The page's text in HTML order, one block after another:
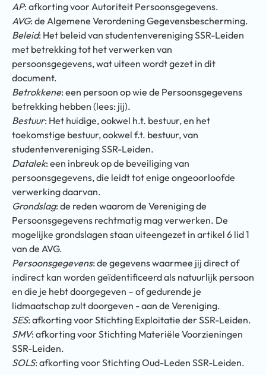
AP: afkorting voor Autoriteit Persoonsgegevens.
AVG: de Algemene Verordening Gegevensbescherming.
Beleid: Het beleid van studentenvereniging SSR-Leiden
met betrekking tot het verwerken van
persoonsgegevens, wat uiteen wordt gezet in dit
document.
Betrokkene: een persoon op wie de Persoonsgegevens
betrekking hebben (lees: jij).
Bestuur: Het huidige, ookwel h.t. bestuur, en het
toekomstige bestuur, ookwel f.t. bestuur, van
studentenvereniging SSR-Leiden.
Datalek: een inbreuk op de beveiliging van
persoonsgegevens, die leidt tot enige ongeoorloofde
verwerking daarvan.
Grondslag: de reden waarom de Vereniging de
Persoonsgegevens rechtmatig mag verwerken. De
mogelijke grondslagen staan uiteengezet in artikel 6 lid 1
van de AVG.
Persoonsgegevens: de gegevens waarmee jij direct of
indirect kan worden geïdentificeerd als natuurlijk persoon
en die je hebt doorgegeven – of gedurende je
lidmaatschap zult doorgeven - aan de Vereniging.
SES: afkorting voor Stichting Exploitatie der SSR-Leiden.
SMV: afkorting voor Stichting Materiële Voorzieningen
SSR-Leiden.
SOLS: afkorting voor Stichting Oud-Leden SSR-Leiden.